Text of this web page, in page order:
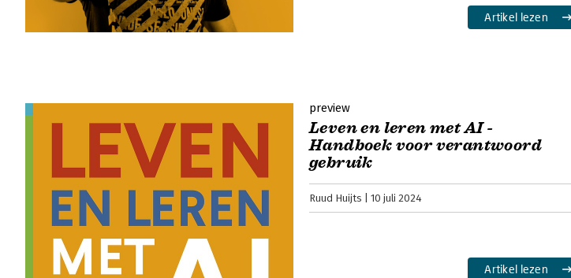
Artikel lezen
preview
Leven en leren met AI -
Handboek voor verantwoord
gebruik
Ruud Huijts 10 juli 2024
Artikel lezen